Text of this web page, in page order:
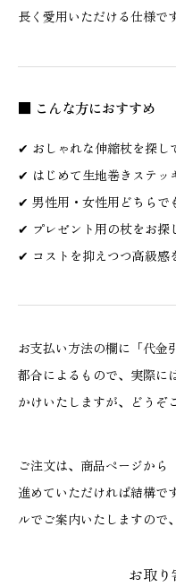
長く愛用いただける仕様で
■ こんな方におすすめ
✔ おしゃれな伸縮杖を探し
✔ はじめて生地巻きステッ
✔ 男性用・女性用どちらで
✔ プレゼント用の杖をお探
✔ コストを抑えつつ高級感
お支払い方法の欄に「代金
都合によるもので、実際に
かけいたしますが、どうぞ
ご注文は、商品ページから
進めていただければ結構で
ルでご案内いたしますので
お取